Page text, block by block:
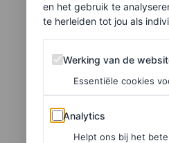
en het gebruik te
te herleiden tot jou als
Werking van de website
Werking van de
Essentiële cookies
Analytics
Analytics
Helpt ons bij het